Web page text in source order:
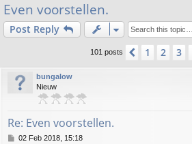
Even voorstellen.
Post Reply
101 posts Previous
1 2 3
bungalow
Nieuw
Re: Even voorstellen.
P02 Feb 2018, 15:18